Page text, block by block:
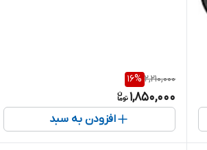
2,210,000
16%
1,850,000
افزودن به سبد